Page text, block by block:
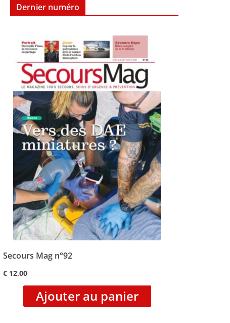
Dernier numéro
Secours Mag n°92
€ 12,00
Ajouter au panier